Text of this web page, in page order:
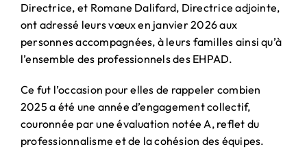
Directrice, et Romane Dalifard, Directrice adjointe,
ont adressé leurs vœux en janvier 2026 aux
personnes accompagnées, à leurs familles ainsi qu’à
l’ensemble des professionnels des EHPAD.
Ce fut l’occasion pour elles de rappeler combien
2025 a été une année d’engagement collectif,
couronnée par une évaluation notée A, reflet du
professionnalisme et de la cohésion des équipes.